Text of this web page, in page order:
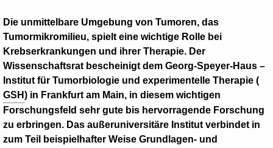
Die unmittelbare Umgebung von Tumoren, das
Tumormikromilieu, spielt eine wichtige Rolle bei
Krebserkrankungen und ihrer Therapie. Der
Wissenschaftsrat bescheinigt dem Georg-Speyer-Haus –
Institut für Tumorbiologie und experimentelle Therapie (
GSH) in Frankfurt am Main, in diesem wichtigen
Forschungsfeld sehr gute bis hervorragende Forschung
zu erbringen. Das außeruniversitäre Institut verbindet in
zum Teil beispielhafter Weise Grundlagen- und